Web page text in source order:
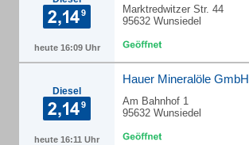
heute 16:09 Uhr
Marktredwitzer Str. 44
95632 Wunsiedel
Diesel
heute 16:11 Uhr
Hauer Mineralöle GmbH
Am Bahnhof 1
95632 Wunsiedel